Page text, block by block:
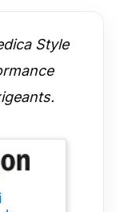
Style